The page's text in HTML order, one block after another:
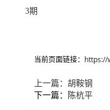
3期
当前页面链接： https://
上一篇： 胡鞍钢
下一篇： 陈杭平